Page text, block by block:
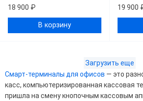
18 900 ₽
В корзину
19 900
Загрузить еще
Смарт-терминалы для офисов — это
касс, компьютеризированная кассовая
пришла на смену кнопочным кассовым